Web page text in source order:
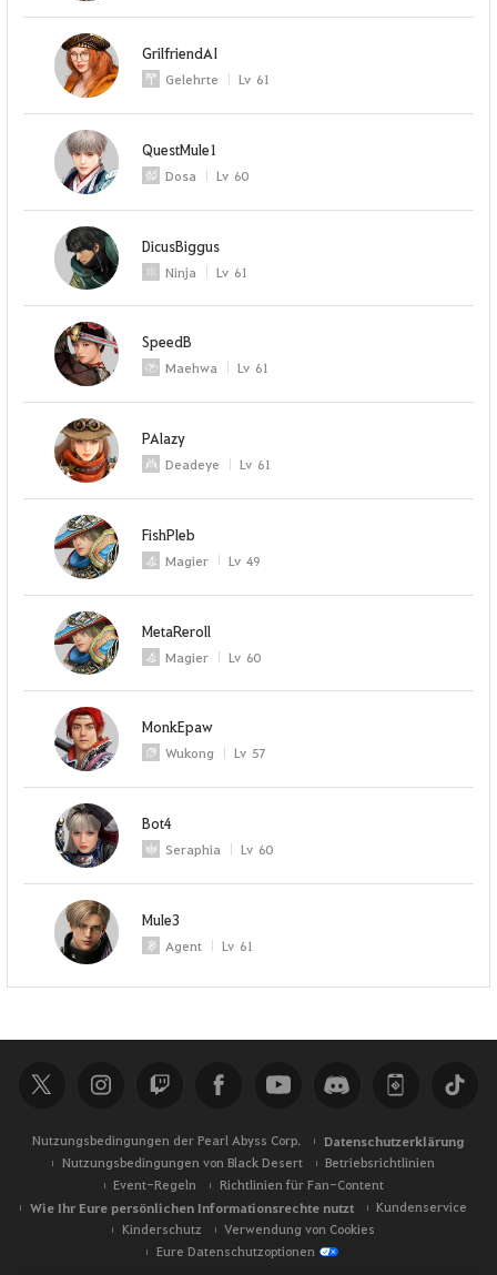
GrilfriendAI
Gelehrte Lv 61
QuestMule1
Dosa Lv 60
DicusBiggus
Ninja Lv 61
SpeedB
Maehwa Lv 61
PAlazy
Deadeye Lv 61
FishPleb
Magier Lv 49
MetaReroll
Magier Lv 60
MonkEpaw
Wukong Lv 57
Bot4
Seraphia Lv 60
Mule3
Agent Lv 61
Nutzungsbedingungen der Pearl Abyss Corp. Datenschutzerklärung
Nutzungsbedingungen von Black Desert
Betriebsrichtlinien
Event-Regeln
Richtlinien für Fan-Content
Wie Ihr Eure persönlichen Informationsrechte nutzt
Kundenservice
Kinderschutz
Verwendung von Cookies
Eure Datenschutzoptionen